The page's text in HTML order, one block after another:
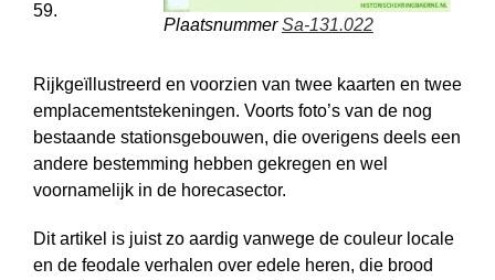
PlaatsnummerSa-131.022
59.
Rijkgeïllustreerd en voorzien van twee kaarten en twee
em­place­ments­tekeningen. Voorts foto’s van de nog
bestaande stationsgebouwen, die overigens deels een
andere bestemming hebben gekregen en wel
voornamelijk in de horecasector.
Dit artikel is juist zo aardig vanwege de couleur locale
en de feodale verhalen over edele heren, die brood